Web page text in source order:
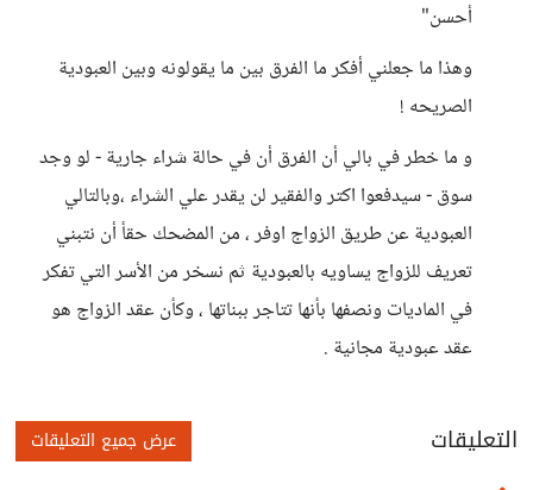
أحسن"
وهذا ما جعلني أفكر ما الفرق بين ما يقولونه وبين العبودية
الصريحه !
و ما خطر في بالي أن الفرق أن في حالة شراء جارية - لو وجد
سوق - سيدفعوا اكتر والفقير لن يقدر علي الشراء ،وبالتالي
العبودية عن طريق الزواج اوفر ، من المضحك حقأ أن نتبني
تعريف للزواج يساويه بالعبودية ثم نسخر من الأسر التي تفكر
في الماديات ونصفها بأنها تتاجر ببناتها ، وكأن عقد الزواج هو
عقد عبودية مجانية .
التعليقات عرض جميع التعليقات